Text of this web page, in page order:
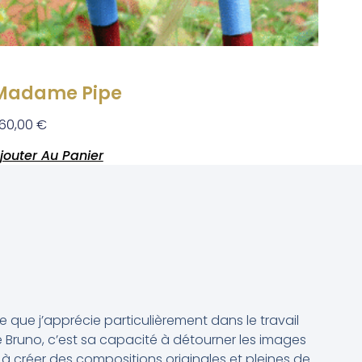
Pipe
€
Au Panier
que j’apprécie particulièrement dans le travail
Bruno, c’est sa capacité à détourner les images